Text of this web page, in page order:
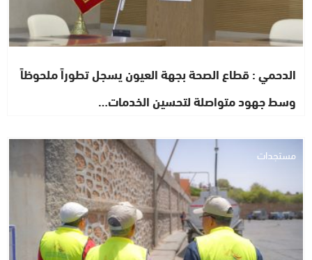
الدحمي : قطاع الصحة بجهة العيون يسجل تطوراً ملحوظاً
وسط جهود متواصلة لتحسين الخدمات…
مستجدات